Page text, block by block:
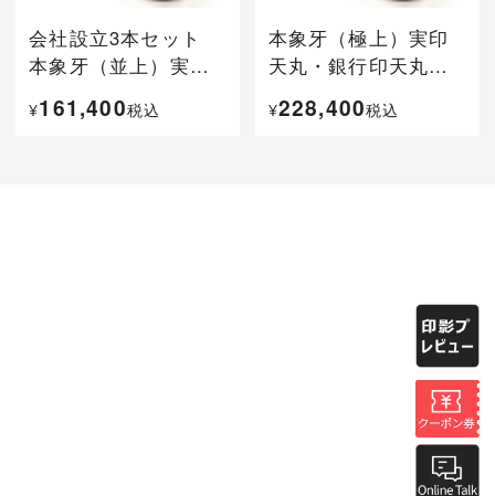
会社設立3本セット
本象牙（並上）実印
角印
¥161,400税込
本象牙（極上）実印
天丸・銀行印天丸・
¥228,400税込